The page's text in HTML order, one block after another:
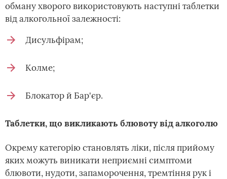
обману хворого використовують наступні таблетки
від алкогольної залежності:
Дисульфірам;
Колме;
Блокатор й Бар'єр.
Таблетки, що викликають блювоту від алкоголю
Окрему категорію становлять ліки, після прийому
яких можуть виникати неприємні симптоми
блювоти, нудоти, запаморочення, тремтіння рук і